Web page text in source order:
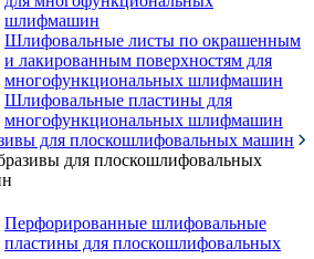
шлифмашин
Шлифовальные листы по окрашенным
и лакированным поверхностям для
многофункциональных шлифмашин
Шлифовальные пластины для
многофункциональных шлифмашин
для плоскошлифовальных машин
для плоскошлифовальных
Перфорированные шлифовальные
пластины для плоскошлифовальных